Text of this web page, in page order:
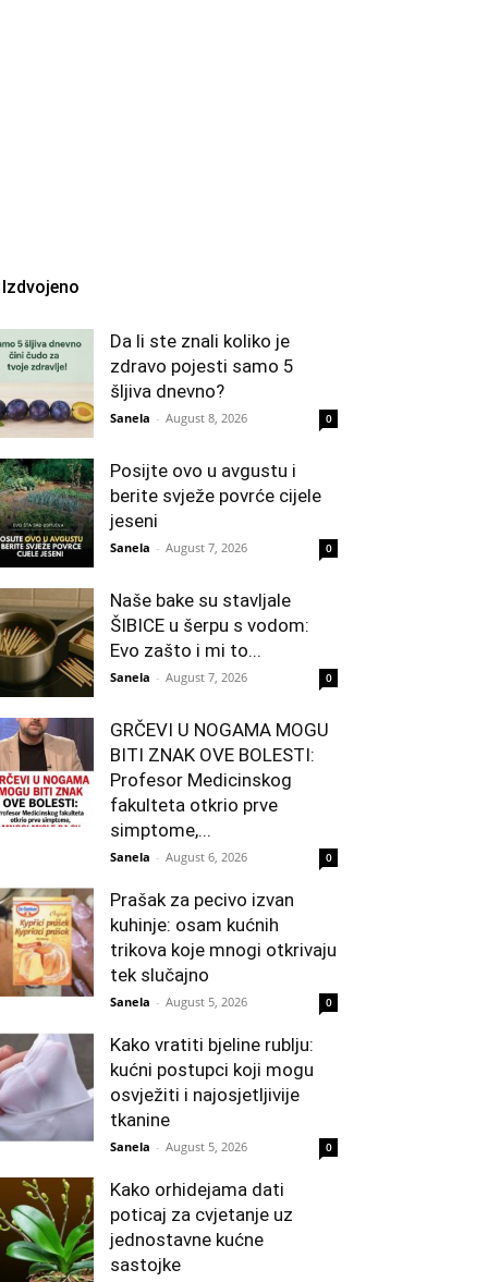
Izdvojeno
Da li ste znali koliko je
zdravo pojesti samo 5
šljiva dnevno?
Sanela - August 8, 2026 0
Posijte ovo u avgustu i
berite svježe povrće cijele
jeseni
Sanela - August 7, 2026 0
Naše bake su stavljale
ŠIBICE u šerpu s vodom:
Evo zašto i mi to...
Sanela - August 7, 2026 0
GRČEVI U NOGAMA MOGU
BITI ZNAK OVE BOLESTI:
Profesor Medicinskog
fakulteta otkrio prve
simptome,...
Sanela - August 6, 2026 0
Prašak za pecivo izvan
kuhinje: osam kućnih
trikova koje mnogi otkrivaju
tek slučajno
Sanela - August 5, 2026 0
Kako vratiti bjeline rublju:
kućni postupci koji mogu
osvježiti i najosjetljivije
tkanine
Sanela - August 5, 2026 0
Kako orhidejama dati
poticaj za cvjetanje uz
jednostavne kućne
sastojke